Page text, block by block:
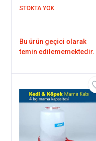
STOKTA YOK
Bu ürün geçici olarak
temin edilememektedir.